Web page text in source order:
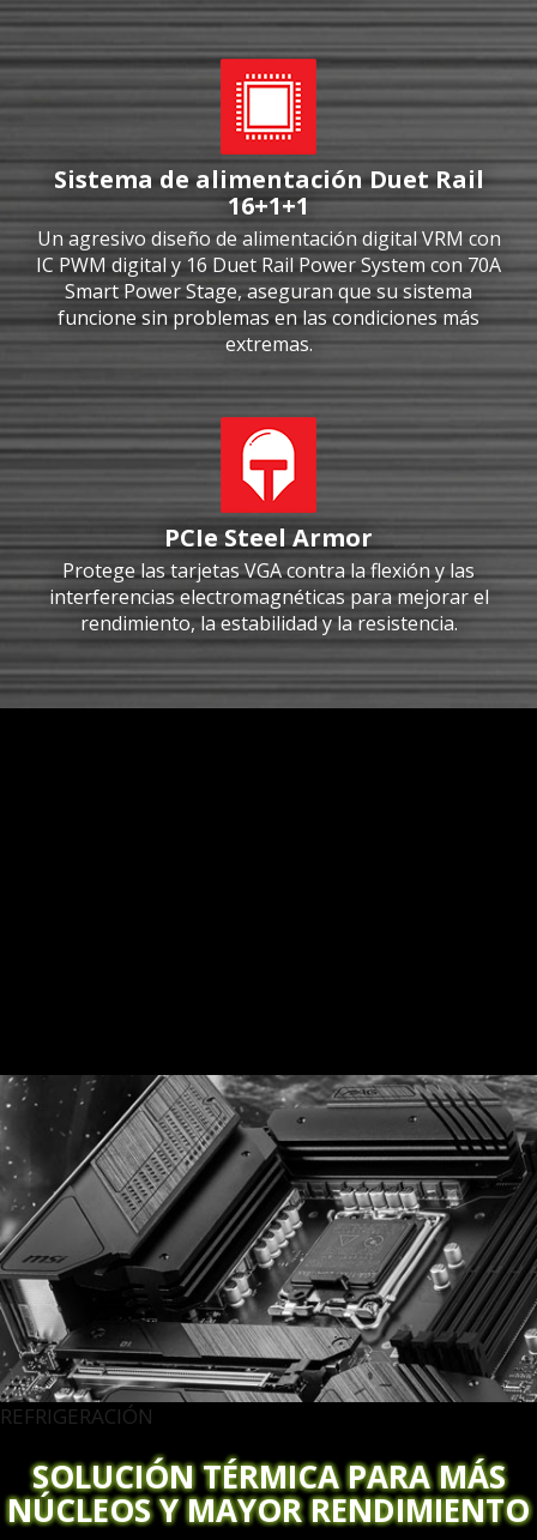
Sistema de alimentación Duet Rail
16+1+1
Un agresivo diseño de alimentación digital VRM con
IC PWM digital y 16 Duet Rail Power System con 70A
Smart Power Stage, aseguran que su sistema
funcione sin problemas en las condiciones más
extremas.
PCIe Steel Armor
Protege las tarjetas VGA contra la flexión y las
interferencias electromagnéticas para mejorar el
rendimiento, la estabilidad y la resistencia.
REFRIGERACIÓN
SOLUCIÓN TÉRMICA PARA MÁS
NÚCLEOS Y MAYOR RENDIMIENTO